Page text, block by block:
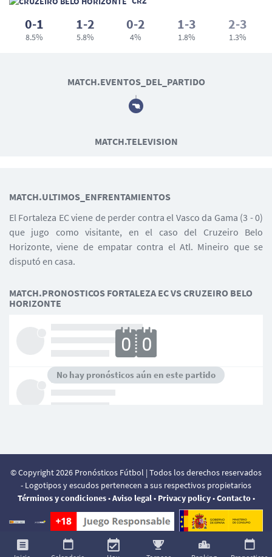
0-1
8.5%
1-2
5.8%
0-2
4%
1-3
1.8%
2-3
1.3%
MATCH.PRONOSTICOS FORTALEZA EC VS CRUZEIRO BELO
HORIZONTE
No hay pronósticos aún en este partido
MATCH.EVENTOS_DEL_PARTIDO
MATCH.TELEVISION
MATCH.ULTIMOS_ENFRENTAMIENTOS
El Fortaleza EC viene de perder contra el Vasco da Gama (3 - 0)
que jugo como visitante, en el caso del Cruzeiro Belo
Horizonte, viene de empatar contra el Atl. Mineiro que se
disputó en casa.
© Copyright 2026 Pronósticos Fútbol | Todos los derechos reservados
- Logotipos y escudos pertenecen a sus respectivos propietarios
Términos y condiciones•Aviso legal• Privacy policy•Contacto•
Su experiencia en este sitio será mejorada con el uso de